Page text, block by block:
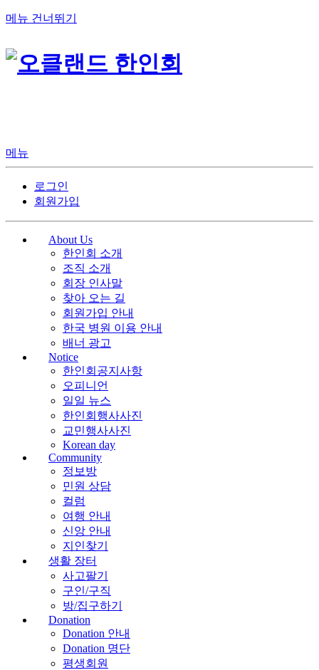
메뉴 건너뛰기
메뉴
로그인
회원가입
About Us
한인회 소개
조직 소개
회장 인사말
찾아 오는 길
회원가입 안내
한국 병원 이용 안내
배너 광고
Notice
한인회공지사항
오피니언
일일 뉴스
한인회행사사진
교민행사사진
Korean day
Community
정보방
민원 상담
컬럼
여행 안내
신앙 안내
지인찾기
생활 장터
사고팔기
구인/구직
방/집구하기
Donation
Donation 안내
Donation 명단
평생회원